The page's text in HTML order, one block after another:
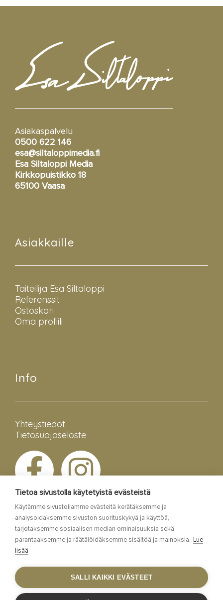
Asiakaspalvelu
0500 622 146
esa@siltaloppimedia.fi
Esa Siltaloppi Media
Kirkkopuistikko 18
65100 Vaasa
Asiakkaille
Taiteilija Esa Siltaloppi
Referenssit
Ostoskori
Oma profiili
Info
Yhteystiedot
Tietosuojaseloste
Esa Siltaloppi Media
Site byWebAula
Tietoa sivustolla käytetyistä evästeistä
Käytämme sivustollamme evästeitä kerätäksemme ja
analysoidaksemme sivuston suorituskykyä ja käyttöä,
tarjotaksemme sosiaalisen median ominaisuuksia sekä
parantaaksemme ja räätälöidäksemme sisältöä ja mainoksia.
Lue
lisää
SALLI KAIKKI EVÄSTEET